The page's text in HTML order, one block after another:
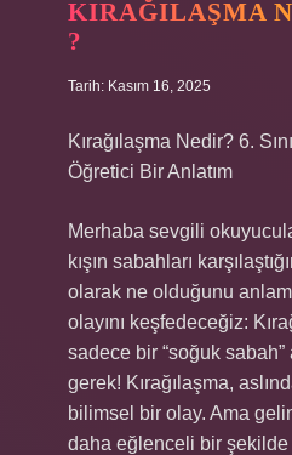
KIRAĞILAŞMA
?
Tarih: Kasım 16, 2025
Kırağılaşma Nedir? 6.
Öğretici Bir Anlatım
Merhaba sevgili
kışın sabahları
olarak ne olduğunu
olayını keşfedeceğiz:
sadece bir “soğuk
gerek! Kırağılaşma,
bilimsel bir olay. Ama
daha eğlenceli bir şekilde